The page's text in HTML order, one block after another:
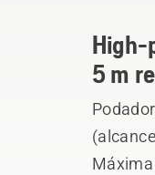
High-
5 m